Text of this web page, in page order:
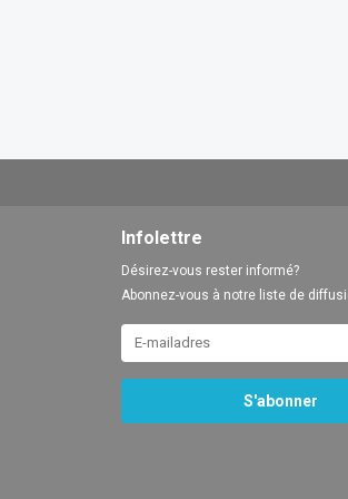
Infolettre
Désirez-vous rester informé?
Abonnez-vous à notre liste de
S'abonner